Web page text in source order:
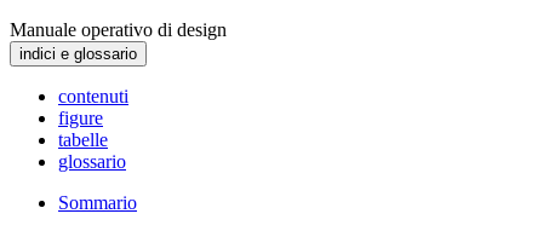
Manuale operativo di design
indici e glossario
contenuti
figure
tabelle
glossario
Sommario